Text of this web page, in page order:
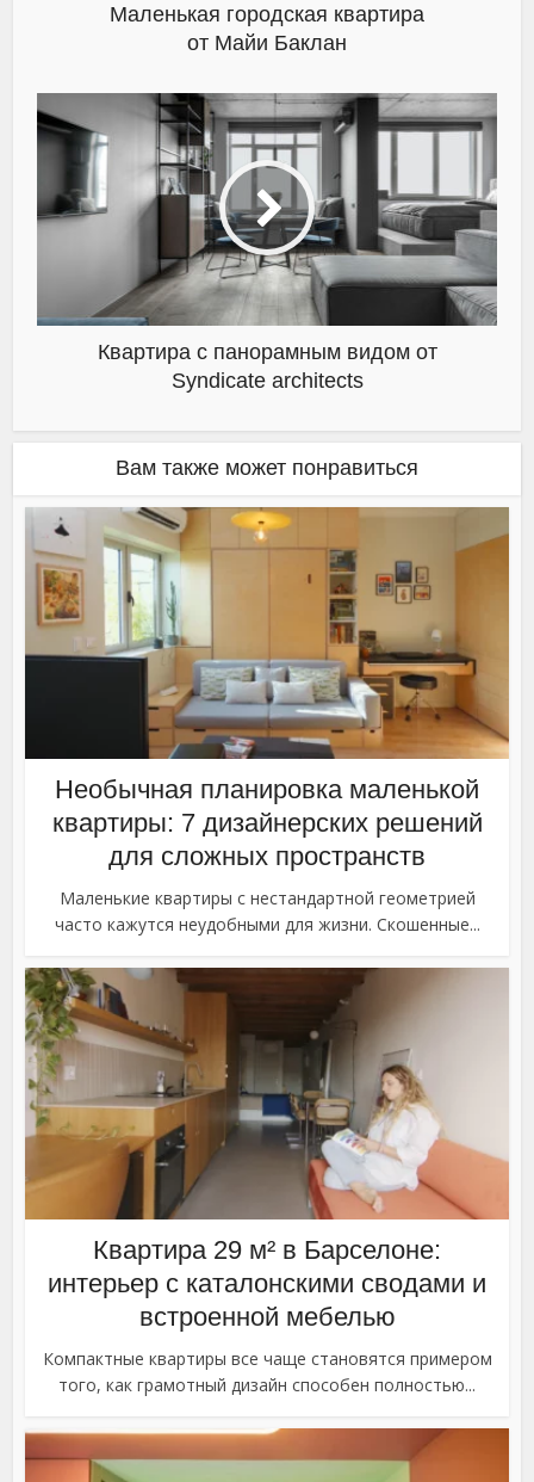
Маленькая городская квартира
от Майи Баклан
Квартира с панорамным видом от
Syndicate architects
Вам также может понравиться
Необычная планировка маленькой
квартиры: 7 дизайнерских решений
для сложных пространств
Маленькие квартиры с нестандартной геометрией
часто кажутся неудобными для жизни. Скошенные...
Квартира 29 м² в Барселоне:
интерьер с каталонскими сводами и
встроенной мебелью
Компактные квартиры все чаще становятся примером
того, как грамотный дизайн способен полностью...